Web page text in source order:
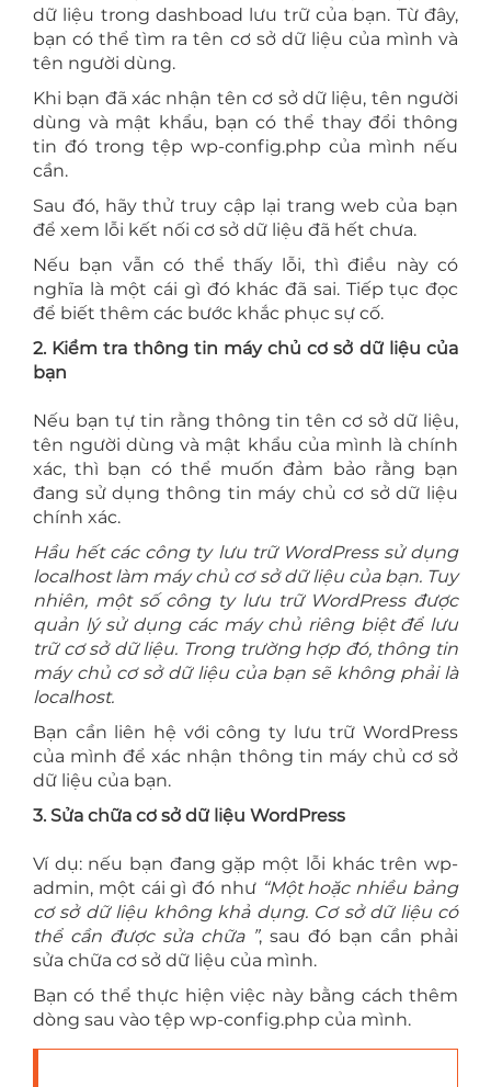
dữ liệu trong dashboad lưu trữ của bạn. Từ đây,
bạn có thể tìm ra tên cơ sở dữ liệu của mình và
tên người dùng.
Khi bạn đã xác nhận tên cơ sở dữ liệu, tên người
dùng và mật khẩu, bạn có thể thay đổi thông
tin đó trong tệp wp-config.php của mình nếu
cần.
Sau đó, hãy thử truy cập lại trang web của bạn
để xem lỗi kết nối cơ sở dữ liệu đã hết chưa.
Nếu bạn vẫn có thể thấy lỗi, thì điều này có
nghĩa là một cái gì đó khác đã sai. Tiếp tục đọc
để biết thêm các bước khắc phục sự cố.
2. Kiểm tra thông tin máy chủ cơ sở dữ liệu của
bạn
Nếu bạn tự tin rằng thông tin tên cơ sở dữ liệu,
tên người dùng và mật khẩu của mình là chính
xác, thì bạn có thể muốn đảm bảo rằng bạn
đang sử dụng thông tin máy chủ cơ sở dữ liệu
chính xác.
Hầu hết các công ty lưu trữ WordPress sử dụng
localhost làm máy chủ cơ sở dữ liệu của bạn. Tuy
nhiên, một số công ty lưu trữ WordPress được
quản lý sử dụng các máy chủ riêng biệt để lưu
trữ cơ sở dữ liệu. Trong trường hợp đó, thông tin
máy chủ cơ sở dữ liệu của bạn sẽ không phải là
localhost.
Bạn cần liên hệ với công ty lưu trữ WordPress
của mình để xác nhận thông tin máy chủ cơ sở
dữ liệu của bạn.
3. Sửa chữa cơ sở dữ liệu WordPress
Ví dụ: nếu bạn đang gặp một lỗi khác trên wp-
admin, một cái gì đó như “Một hoặc nhiều bảng
cơ sở dữ liệu không khả dụng. Cơ sở dữ liệu có
thể cần được sửa chữa ”, sau đó bạn cần phải
sửa chữa cơ sở dữ liệu của mình.
Bạn có thể thực hiện việc này bằng cách thêm
dòng sau vào tệp wp-config.php của mình.